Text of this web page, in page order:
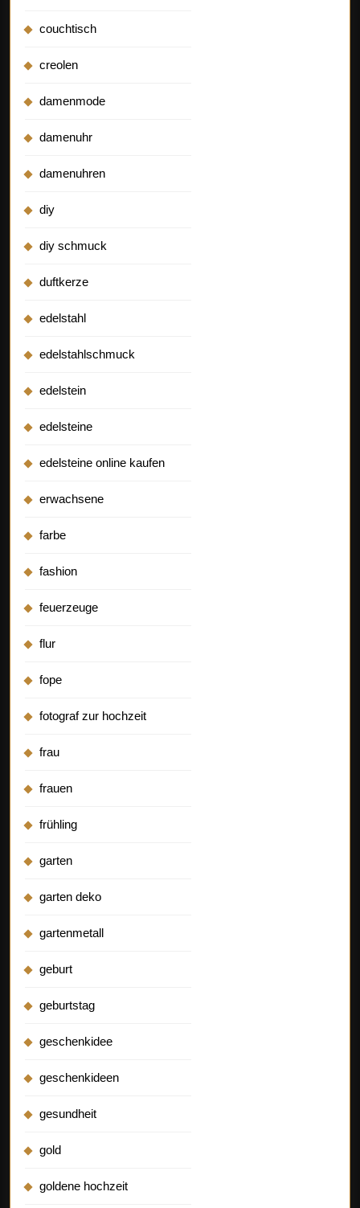
couchtisch
creolen
damenmode
damenuhr
damenuhren
diy
diy schmuck
duftkerze
edelstahl
edelstahlschmuck
edelstein
edelsteine
edelsteine online kaufen
erwachsene
farbe
fashion
feuerzeuge
flur
fope
fotograf zur hochzeit
frau
frauen
frühling
garten
garten deko
gartenmetall
geburt
geburtstag
geschenkidee
geschenkideen
gesundheit
gold
goldene hochzeit